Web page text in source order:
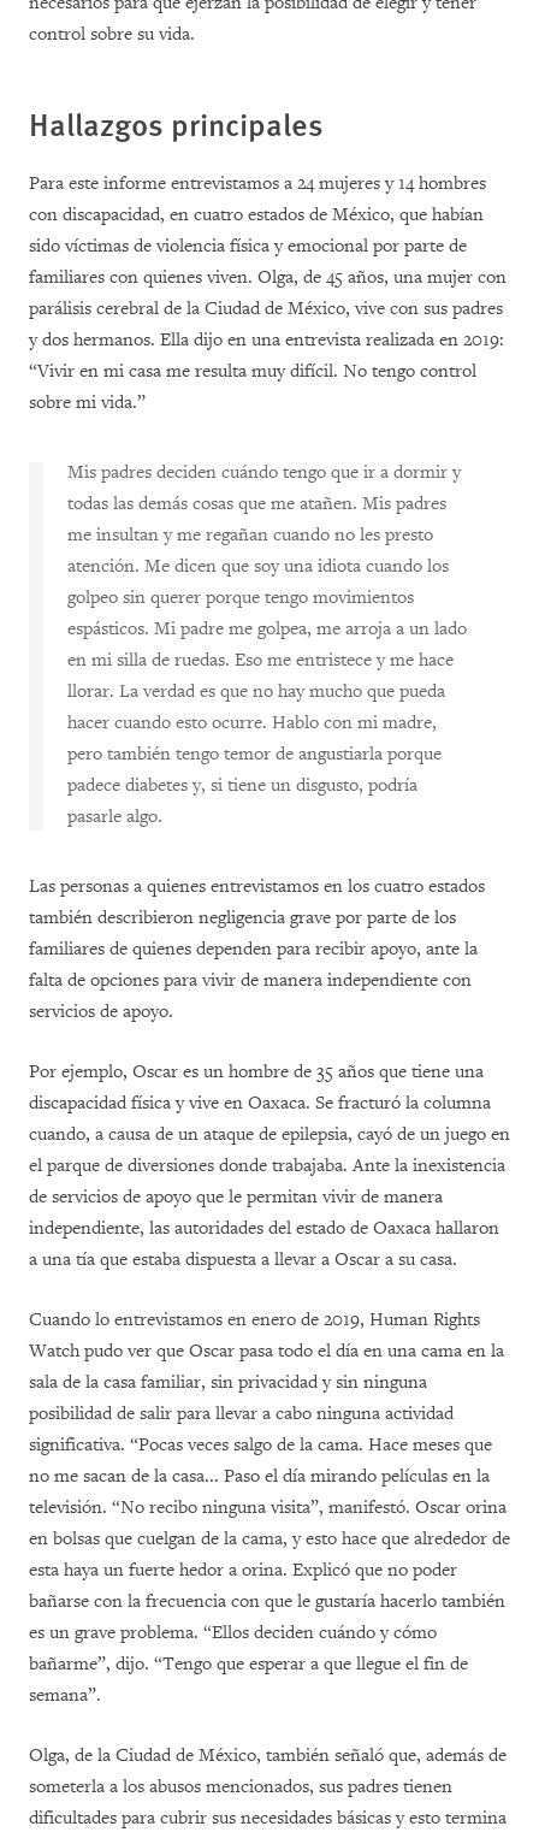
control sobre su vida.
Hallazgos principales
Para este informe entrevistamos a 24 mujeres y 14 hombres
con discapacidad, en cuatro estados de México, que habían
sido víctimas de violencia física y emocional por parte de
familiares con quienes viven. Olga, de 45 años, una mujer con
parálisis cerebral de la Ciudad de México, vive con sus padres
y dos hermanos. Ella dijo en una entrevista realizada en 2019:
“Vivir en mi casa me resulta muy difícil. No tengo control
sobre mi vida.”
Mis padres deciden cuándo tengo que ir a dormir y
todas las demás cosas que me atañen. Mis padres
me insultan y me regañan cuando no les presto
atención. Me dicen que soy una idiota cuando los
golpeo sin querer porque tengo movimientos
espásticos. Mi padre me golpea, me arroja a un lado
en mi silla de ruedas. Eso me entristece y me hace
llorar. La verdad es que no hay mucho que pueda
hacer cuando esto ocurre. Hablo con mi madre,
pero también tengo temor de angustiarla porque
padece diabetes y, si tiene un disgusto, podría
pasarle algo.
Las personas a quienes entrevistamos en los cuatro estados
también describieron negligencia grave por parte de los
familiares de quienes dependen para recibir apoyo, ante la
falta de opciones para vivir de manera independiente con
servicios de apoyo.
Por ejemplo, Oscar es un hombre de 35 años que tiene una
discapacidad física y vive en Oaxaca. Se fracturó la columna
cuando, a causa de un ataque de epilepsia, cayó de un juego en
el parque de diversiones donde trabajaba. Ante la inexistencia
de servicios de apoyo que le permitan vivir de manera
independiente, las autoridades del estado de Oaxaca hallaron
a una tía que estaba dispuesta a llevar a Oscar a su casa.
Cuando lo entrevistamos en enero de 2019, Human Rights
Watch pudo ver que Oscar pasa todo el día en una cama en la
sala de la casa familiar, sin privacidad y sin ninguna
posibilidad de salir para llevar a cabo ninguna actividad
significativa. “Pocas veces salgo de la cama. Hace meses que
no me sacan de la casa... Paso el día mirando películas en la
televisión. “No recibo ninguna visita”, manifestó. Oscar orina
en bolsas que cuelgan de la cama, y esto hace que alrededor de
esta haya un fuerte hedor a orina. Explicó que no poder
bañarse con la frecuencia con que le gustaría hacerlo también
es un grave problema. “Ellos deciden cuándo y cómo
bañarme”, dijo. “Tengo que esperar a que llegue el fin de
semana”.
Olga, de la Ciudad de México, también señaló que, además de
someterla a los abusos mencionados, sus padres tienen
dificultades para cubrir sus necesidades básicas y esto termina